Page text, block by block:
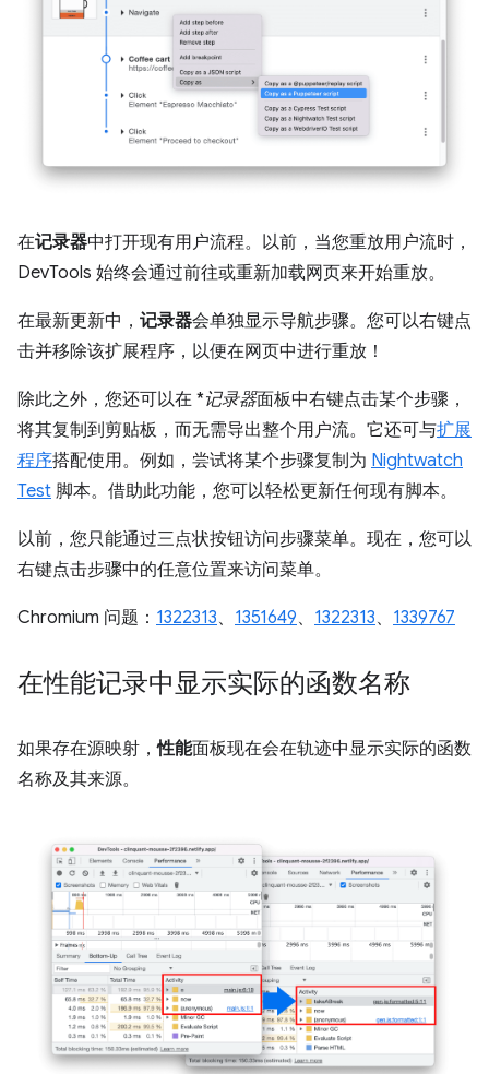
在记录器中打开现有用户流程。以前，当您重放用户流时，
DevTools 始终会通过前往或重新加载网页来开始重放。
在最新更新中， 记录器会单独显示导航步骤。您可以右键点
击并移除该扩展程序，以便在网页中进行重放！
除此之外，您还可以在 *记录器面板中右键点击某个步骤，
将其复制到剪贴板，而无需导出整个用户流。它还可与扩展
程序搭配使用。例如，尝试将某个步骤复制为 Nightwatch
Test 脚本。借助此功能，您可以轻松更新任何现有脚本。
以前，您只能通过三点状按钮访问步骤菜单。现在，您可以
右键点击步骤中的任意位置来访问菜单。
Chromium 问题： 1322313、 1351649、 1322313、 1339767
在性能记录中显示实际的函数名称
如果存在源映射，性能面板现在会在轨迹中显示实际的函数
名称及其来源。